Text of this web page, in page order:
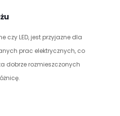
czy LED, jest przyjazne dla
prac elektrycznych, co
dobrze rozmieszczonych